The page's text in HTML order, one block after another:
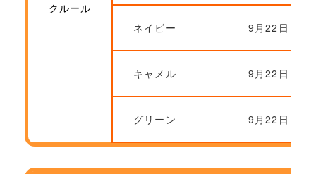
クルール
ネイビー 9月22日～
キャメル 9月22日～
グリーン 9月22日～